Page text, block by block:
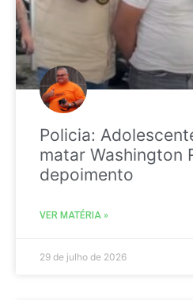
Policia:
matar Washington
depoimento
VER MATÉRIA »
29 de julho de 2026